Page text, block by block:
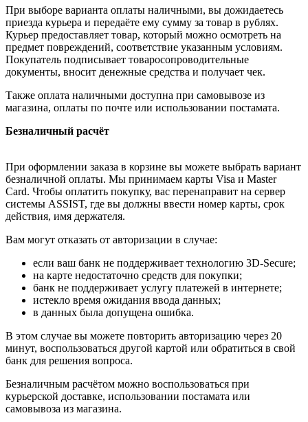
При выборе варианта оплаты наличными, вы дожидаетесь
приезда курьера и передаёте ему сумму за товар в рублях.
Курьер предоставляет товар, который можно осмотреть на
предмет повреждений, соответствие указанным условиям.
Покупатель подписывает товаросопроводительные
документы, вносит денежные средства и получает чек.
Также оплата наличными доступна при самовывозе из
магазина, оплаты по почте или использовании постамата.
Безналичный расчёт
При оформлении заказа в корзине вы можете выбрать вариант
безналичной оплаты. Мы принимаем карты Visa и Master
Card. Чтобы оплатить покупку, вас перенаправит на сервер
системы ASSIST, где вы должны ввести номер карты, срок
действия, имя держателя.
Вам могут отказать от авторизации в случае:
если ваш банк не поддерживает технологию 3D-Secure;
на карте недостаточно средств для покупки;
банк не поддерживает услугу платежей в интернете;
истекло время ожидания ввода данных;
в данных была допущена ошибка.
В этом случае вы можете повторить авторизацию через 20
минут, воспользоваться другой картой или обратиться в свой
банк для решения вопроса.
Безналичным расчётом можно воспользоваться при
курьерской доставке, использовании постамата или
самовывоза из магазина.